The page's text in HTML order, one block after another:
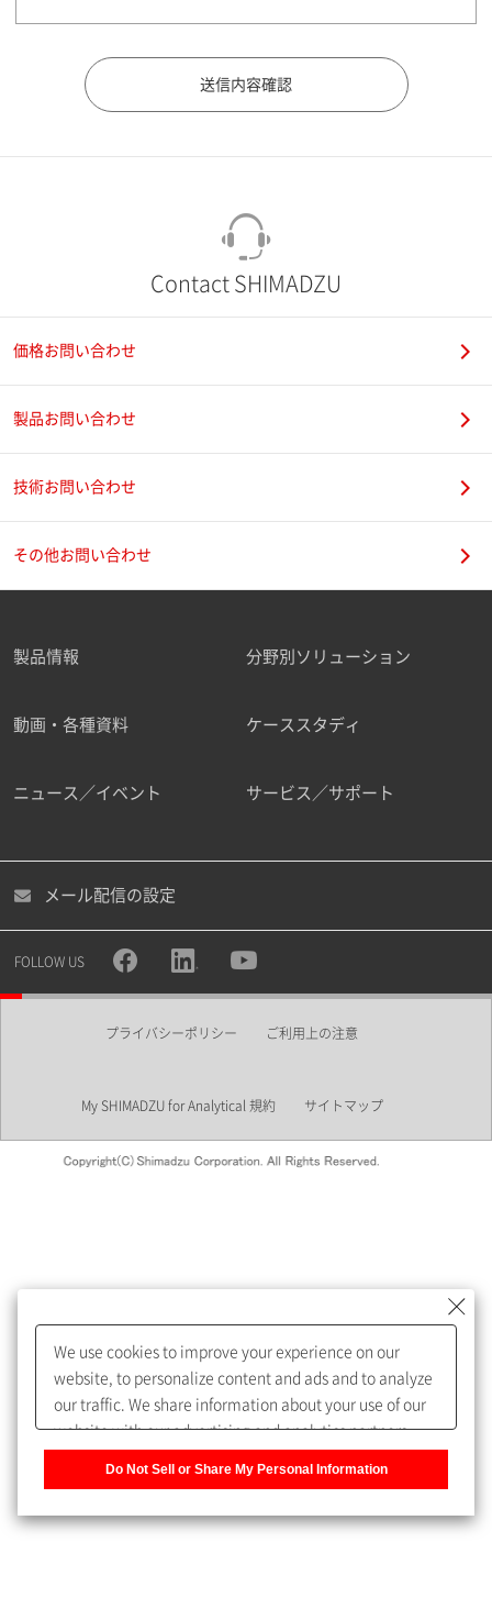
ご勤務先
職種
めします。
My SHIMADZU for Analyticalへ登録いただくと、技術情報や
取扱説明書・Webinarなどの閲覧ができます。
うになります。
Contact SHIMADZU
価格お問い合わせ
製品お問い合わせ
技術お問い合わせ
その他お問い合わせ
製品情報 分野別ソリューション
動画・各種資料 ケーススタディ
ニュース／イベント サービス／サポート
メール配信の設定
FOLLOW US
プライバシーポリシー ご利用上の注意
My SHIMADZU for Analytical 規約 サイトマップ
We use cookies to improve your experience on our
website, to personalize content and ads and to analyze
our traffic. We share information about your use of our
website with our advertising and analytics partners,
Do Not Sell or Share My Personal Information